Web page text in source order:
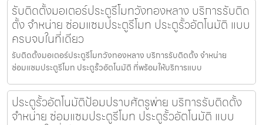
รับติดตั้งมอเตอร์ประตูรีโมทวังทองหลาง บริการรับติด
ตั้ง จำหน่าย ซ่อมแซมประตูรีโมท ประตูรั้วอัตโนมัติ แบบ
ครบจบในที่เดียว
รับติดตั้งมอเตอร์ประตูรีโมทวังทองหลาง บริการรับติดตั้ง จำหน่าย
ซ่อมแซมประตูรีโมท ประตูรั้วอัตโนมัติ ที่พร้อมให้บริการแบบ
ประตูรั้วอัตโนมัติป้อมปราบศัตรูพ่าย บริการรับติดตั้ง
จำหน่าย ซ่อมแซมประตูรีโมท ประตูรั้วอัตโนมัติ แบบ